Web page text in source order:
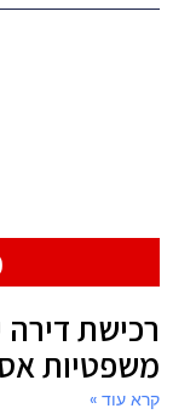
רכישת דירה
משפטיות
קרא עוד »